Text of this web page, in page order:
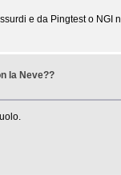
e da Pingtest o
la Neve??